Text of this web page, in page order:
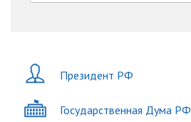
Президент РФ
Государственная Дума РФ